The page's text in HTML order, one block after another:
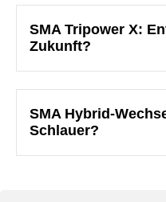
SMA Tripower X:
Zukunft?
SMA Hybrid-
Schlauer?